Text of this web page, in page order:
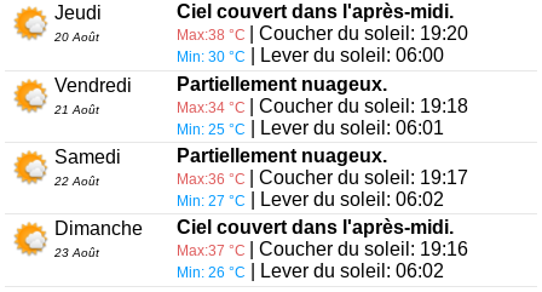
Jeudi
20 Août
Ciel couvert dans l'après-midi.
Max:38 °C | Coucher du soleil: 19:20
Min: 30 °C
| Lever du soleil: 06:00
Vendredi
21 Août
Partiellement nuageux.
Max:34 °C | Coucher du soleil: 19:18
Min: 25 °C
| Lever du soleil: 06:01
Samedi
22 Août
Partiellement nuageux.
Max:36 °C | Coucher du soleil: 19:17
Min: 27 °C
| Lever du soleil: 06:02
Dimanche
23 Août
Ciel couvert dans l'après-midi.
Max:37 °C | Coucher du soleil: 19:16
Min: 26 °C | Lever du soleil: 06:02